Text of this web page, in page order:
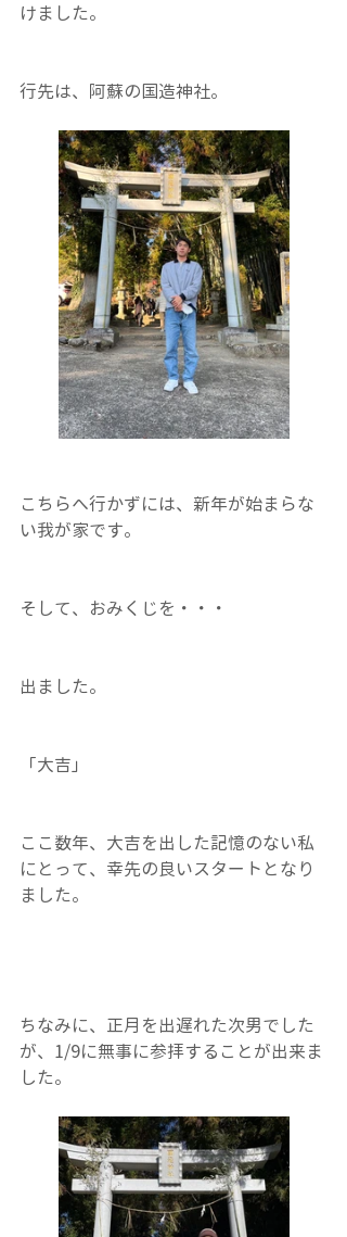
けました。
行先は、阿蘇の国造神社。
こちらへ行かずには、新年が始まらな
い我が家です。
そして、おみくじを・・・
出ました。
「大吉」
ここ数年、大吉を出した記憶のない私
にとって、幸先の良いスタートとなり
ました。
ちなみに、正月を出遅れた次男でした
が、1/9に無事に参拝することが出来ま
した。